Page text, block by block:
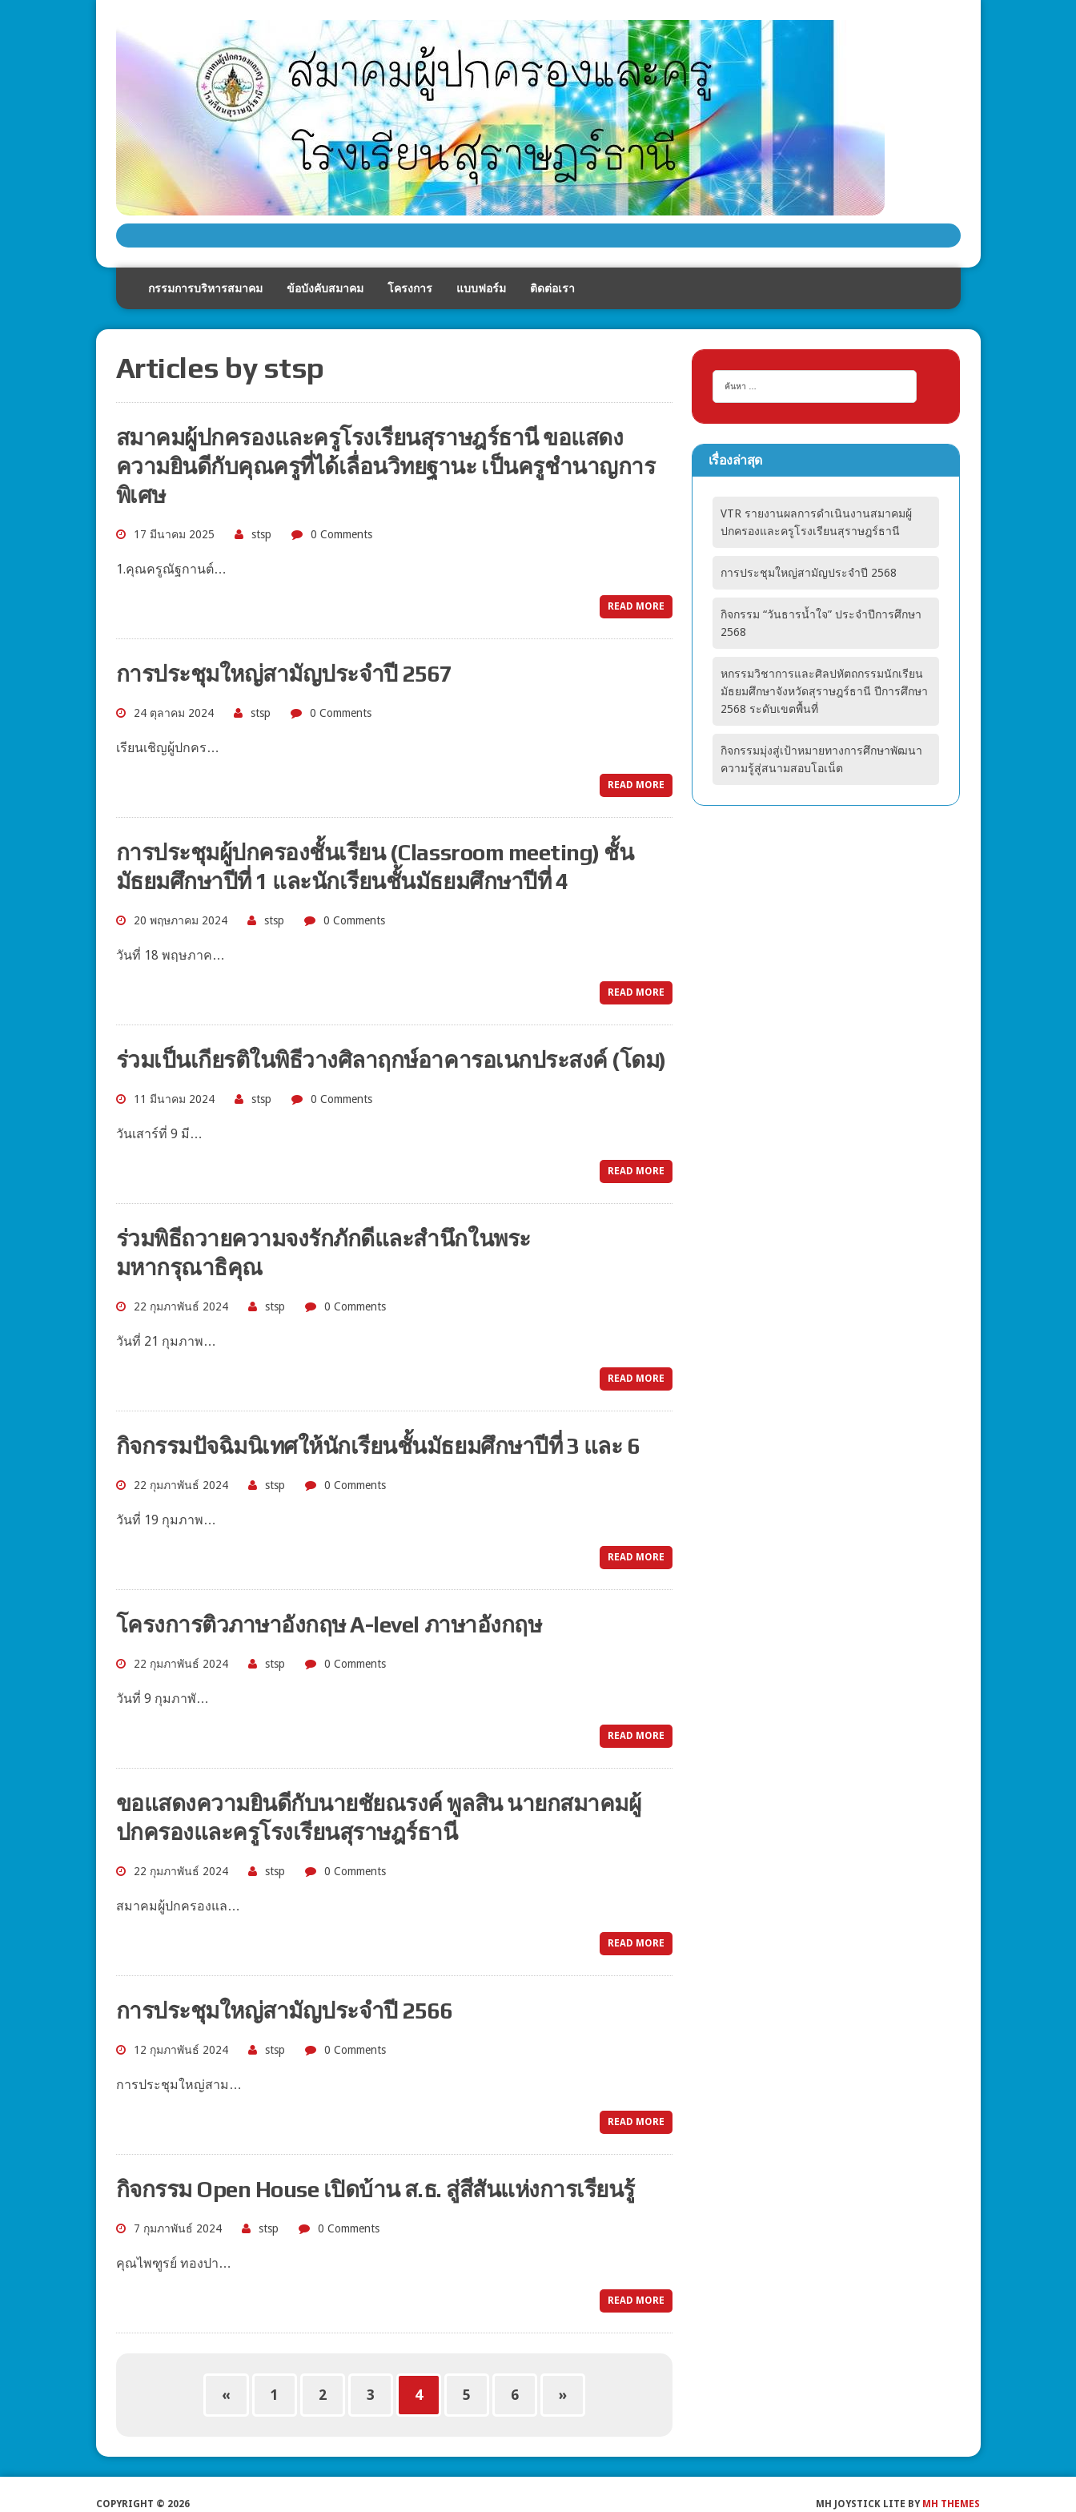
กรรมการบริหารสมาคม ข้อบังคับสมาคม โครงการ แบบฟอร์ม ติดต่อเรา
Articles by stsp
สมาคมผู้ปกครองและครูโรงเรียนสุราษฎร์ธานี ขอแสดง
ความยินดีกับคุณครูที่ได้เลื่อนวิทยฐานะ เป็นครูชำนาญการ
พิเศษ
17 มีนาคม 2025 stsp 0 Comments
1.คุณครูณัฐกานต์…
READ MORE
การประชุมใหญ่สามัญประจำปี 2567
24 ตุลาคม 2024 stsp 0 Comments
เรียนเชิญผู้ปกคร…
READ MORE
การประชุมผู้ปกครองชั้นเรียน (Classroom meeting) ชั้น
มัธยมศึกษาปีที่ 1 และนักเรียนชั้นมัธยมศึกษาปีที่ 4
20 พฤษภาคม 2024 stsp 0 Comments
วันที่ 18 พฤษภาค…
READ MORE
ร่วมเป็นเกียรติในพิธีวางศิลาฤกษ์อาคารอเนกประสงค์ (โดม)
11 มีนาคม 2024 stsp 0 Comments
วันเสาร์ที่ 9 มี…
READ MORE
ร่วมพิธีถวายความจงรักภักดีและสำนึกในพระ
มหากรุณาธิคุณ
22 กุมภาพันธ์ 2024 stsp 0 Comments
วันที่ 21 กุมภาพ…
READ MORE
กิจกรรมปัจฉิมนิเทศให้นักเรียนชั้นมัธยมศึกษาปีที่ 3 และ 6
22 กุมภาพันธ์ 2024 stsp 0 Comments
วันที่ 19 กุมภาพ…
READ MORE
โครงการติวภาษาอังกฤษ A-level ภาษาอังกฤษ
22 กุมภาพันธ์ 2024 stsp 0 Comments
วันที่ 9 กุมภาพั…
READ MORE
ขอแสดงความยินดีกับนายชัยณรงค์ พูลสิน นายกสมาคมผู้
ปกครองและครูโรงเรียนสุราษฎร์ธานี
22 กุมภาพันธ์ 2024 stsp 0 Comments
สมาคมผู้ปกครองแล…
READ MORE
การประชุมใหญ่สามัญประจำปี 2566
12 กุมภาพันธ์ 2024 stsp 0 Comments
การประชุมใหญ่สาม…
READ MORE
กิจกรรม Open House เปิดบ้าน ส.ธ. สู่สีสันแห่งการเรียนรู้
7 กุมภาพันธ์ 2024 stsp 0 Comments
คุณไพฑูรย์ ทองปา…
READ MORE
« 1 2 3 4 5 6 »
เรื่องล่าสุด
VTR รายงานผลการดำเนินงานสมาคมผู้
ปกครองและครูโรงเรียนสุราษฎร์ธานี
การประชุมใหญ่สามัญประจำปี 2568
กิจกรรม “วันธารน้ำใจ” ประจำปีการศึกษา
2568
หกรรมวิชาการและศิลปหัตถกรรมนักเรียน
มัธยมศึกษาจังหวัดสุราษฎร์ธานี ปีการศึกษา
2568 ระดับเขตพื้นที่
กิจกรรมมุ่งสู่เป้าหมายทางการศึกษาพัฒนา
ความรู้สู่สนามสอบโอเน็ต
COPYRIGHT © 2026 MH JOYSTICK LITE BY MH THEMES